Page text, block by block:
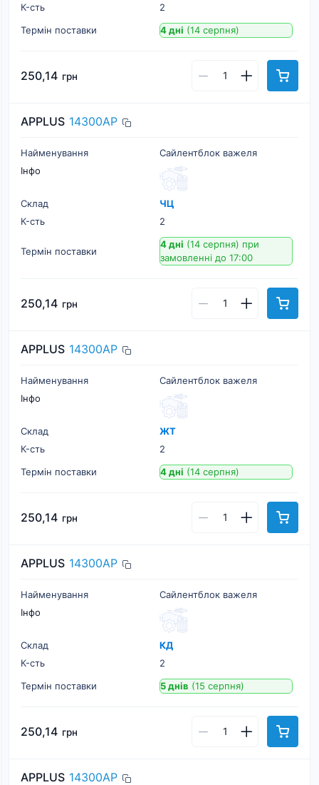
К-cть
2
Термін поставки
4 дні (14 серпня)
250,14 грн
APPLUS 14300AP
Найменування
Сайлентблок важеля
Інфо
Склад
ЧЦ
К-cть
2
Термін поставки
4 дні (14 серпня) при
замовленні до 17:00
250,14 грн
APPLUS 14300AP
Найменування
Сайлентблок важеля
Інфо
Склад
ЖТ
К-cть
2
Термін поставки
4 дні (14 серпня)
250,14 грн
APPLUS 14300AP
Найменування
Сайлентблок важеля
Інфо
Склад
КД
К-cть
2
Термін поставки
5 днів (15 серпня)
250,14 грн
APPLUS 14300AP